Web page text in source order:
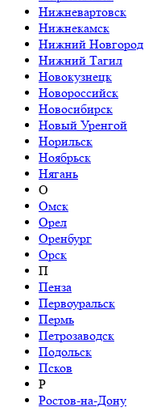
Нижневартовск
Нижнекамск
Нижний Новгород
Нижний Тагил
Новокузнецк
Новороссийск
Новосибирск
Новый Уренгой
Норильск
Ноябрьск
Нягань
О
Омск
Орел
Оренбург
Орск
П
Пенза
Первоуральск
Пермь
Петрозаводск
Подольск
Псков
Р
Ростов-на-Дону